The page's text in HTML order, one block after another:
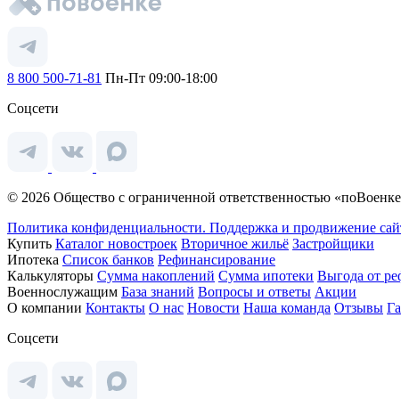
8 800 500-71-81 Пн-Пт 09:00-18:00
Соцсети
© 2026 Общество с ограниченной ответственностью
Политика конфиденциальности. Поддержка и продвижение
Купить Каталог новостроек Вторичное жильё Застройщики
Ипотека Список банков Рефинансирование
Калькуляторы Сумма накоплений Сумма ипотеки Выгода от
Военнослужащим База знаний Вопросы и ответы Акции
О компании Контакты О нас Новости Наша команда Отзывы
Соцсети